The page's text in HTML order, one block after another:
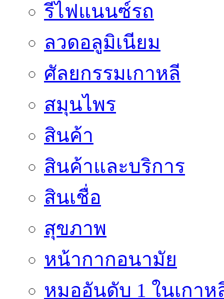
รีไฟแนนซ์รถ
ลวดอลูมิเนียม
ศัลยกรรมเกาหลี
สมุนไพร
สินค้า
สินค้าและบริการ
สินเชื่อ
สุขภาพ
หน้ากากอนามัย
หมออันดับ 1 ในเกาห